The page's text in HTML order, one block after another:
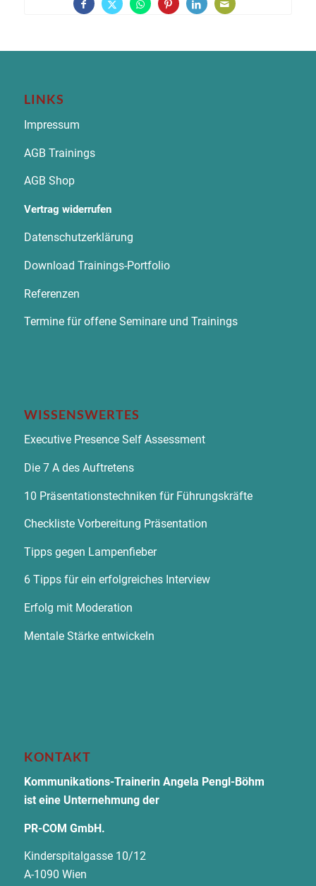
LINKS
Impressum
AGB Trainings
AGB Shop
Vertrag widerrufen
Datenschutzerklärung
Download Trainings-Portfolio
Referenzen
Termine für offene Seminare und Trainings
WISSENSWERTES
Executive Presence Self Assessment
Die 7 A des Auftretens
10 Präsentationstechniken für Führungskräfte
Checkliste Vorbereitung Präsentation
Tipps gegen Lampenfieber
6 Tipps für ein erfolgreiches Interview
Erfolg mit Moderation
Mentale Stärke entwickeln
KONTAKT
Kommunikations-Trainerin Angela Pengl-Böhm
ist eine Unternehmung der
PR-COM GmbH.
Kinderspitalgasse 10/12
A-1090 Wien